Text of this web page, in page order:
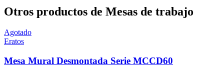
Otros productos de Mesas de trabajo
Agotado
Eratos
Mesa Mural Desmontada Serie MCCD60